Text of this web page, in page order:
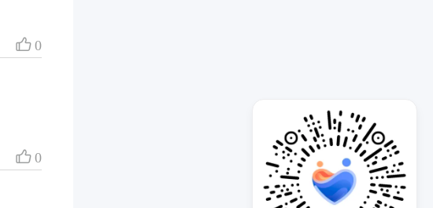
0
0